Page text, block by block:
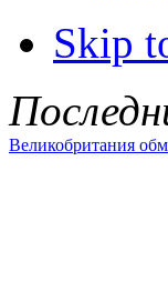
Skip
Великобритания